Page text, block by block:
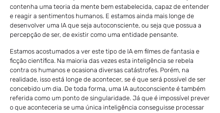
contenha uma teoria da mente bem estabelecida, capaz de entender
e reagir a sentimentos humanos. E estamos ainda mais longe de
desenvolver uma IA que seja autoconsciente, ou seja que possua a
percepção de ser, de existir como uma entidade pensante.
Estamos acostumados a ver este tipo de IA em filmes de fantasia e
ficção científica. Na maioria das vezes esta inteligência se rebela
contra os humanos e ocasiona diversas catástrofes. Porém, na
realidade, isso está longe de acontecer, se é que será possível de ser
concebido um dia. De toda forma, uma IA autoconsciente é também
referida como um ponto de singularidade. Já que é impossível prever
o que aconteceria se uma única inteligência conseguisse processar